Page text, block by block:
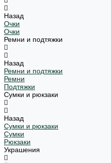
Назад
Очки
Очки
Ремни и подтяжки
Назад
Ремни и подтяжки
Ремни
Подтяжки
Сумки и рюкзаки
Назад
Сумки и рюкзаки
Сумки
Рюкзаки
Украшения